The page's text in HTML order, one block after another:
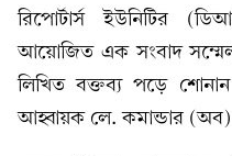
রিপোর্টার্স ইউনিটির
আয়োজিত এক সংবাদ
লিখিত বক্তব্য পড়ে
আহ্বায়ক লে. কমান্ডার (অব)